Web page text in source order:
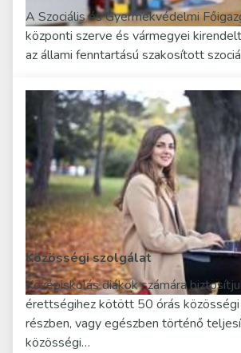
A Szociális és Gyermekvédelmi
központi szerve és vármegyei
az állami fenntartású szakosított
Közösségi szolgálat
Középiskolás diákok számára
érettségihez kötött 50 órás
részben, vagy egészben történő
közösségi…